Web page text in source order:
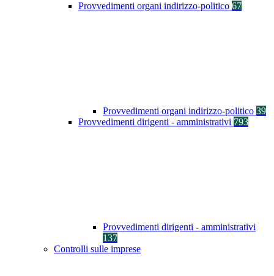
Provvedimenti organi indirizzo-politico 67
Provvedimenti organi indirizzo-politico 39
Provvedimenti dirigenti - amministrativi 793
Provvedimenti dirigenti - amministrativi
137
Controlli sulle imprese